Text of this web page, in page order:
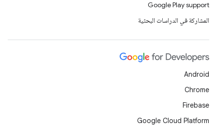
Google Play support
المشاركة في الدراسات البحثية
Android
Chrome
Firebase
Google Cloud Platform